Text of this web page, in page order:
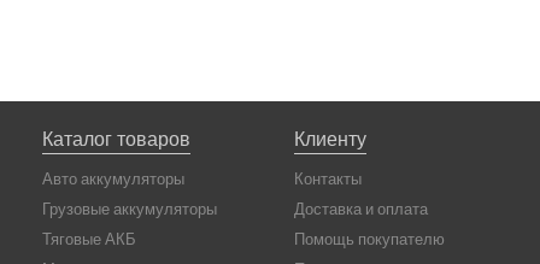
Каталог товаров
Авто аккумуляторы
Грузовые аккумуляторы
Тяговые АКБ
Клиенту
Контакты
Доставка и оплата
Помощь покупателю